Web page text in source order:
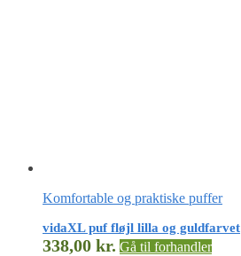
Komfortable og praktiske puffer
vidaXL puf fløjl lilla og guldfarvet
338,00 kr. Gå til forhandler